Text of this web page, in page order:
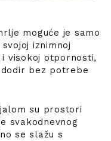
moguće je samo
iznimnoj
visokoj otpornosti,
bez potrebe
su prostori
svakodnevnog
se slažu s